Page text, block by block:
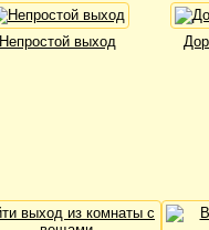
Непростой выход